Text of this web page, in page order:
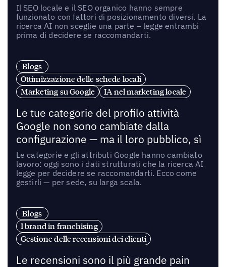
Il SEO locale e il SEO organico hanno sempre
funzionato con fattori di posizionamento diversi. La
ricerca AI non sceglie una parte – legge entrambi
prima di decidere se raccomandarti.
Blogs
Ottimizzazione delle schede locali
Marketing su Google
IA nel marketing locale
Le tue categorie del profilo attività
Google non sono cambiate dalla
configurazione — ma il loro pubblico, sì
Le categorie e gli attributi Google hanno cambiato
lavoro: oggi sono i dati strutturati che la ricerca AI
legge per decidere se raccomandarti. Ecco come
gestirli — per sede, su larga scala.
Blogs
I brand in franchising
Gestione delle recensioni dei clienti
Le recensioni sono il più grande pain